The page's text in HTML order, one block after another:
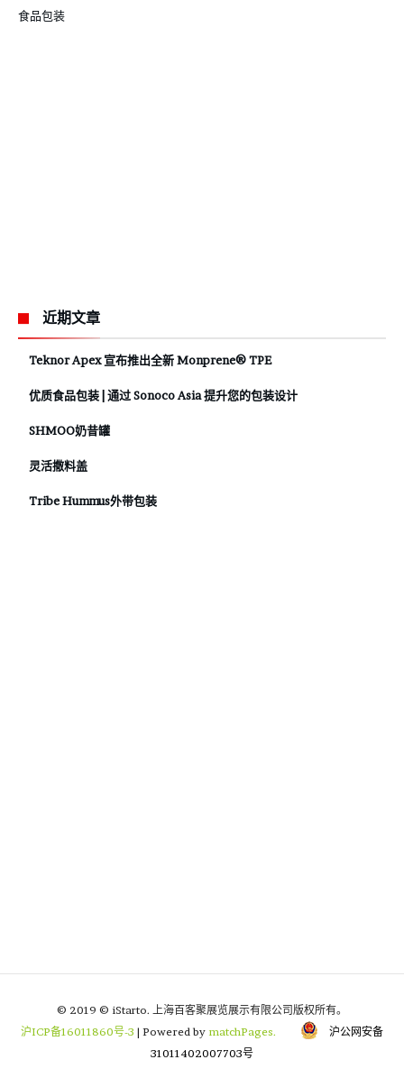
食品包装
近期文章
Teknor Apex 宣布推出全新 Monprene® TPE
优质食品包装 | 通过 Sonoco Asia 提升您的包装设计
SHMOO奶昔罐
灵活撒料盖
Tribe Hummus外带包装
© 2019 © iStarto. 上海百客聚展览展示有限公司版权所有。
沪ICP备16011860号-3 | Powered by matchPages.
沪公网安备
31011402007703号